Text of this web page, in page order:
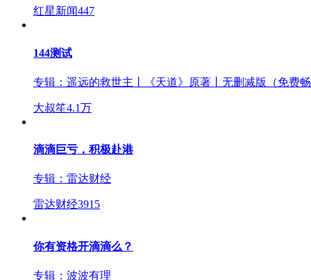
红星新闻447
144测试
专辑： 遥远的救世主丨《天道》原著丨无删减版（免费
大叔笙4.1万
滴滴巨亏，积极赴港
专辑： 雷达财经
雷达财经3915
你有资格开滴滴么？
专辑： 波波有理